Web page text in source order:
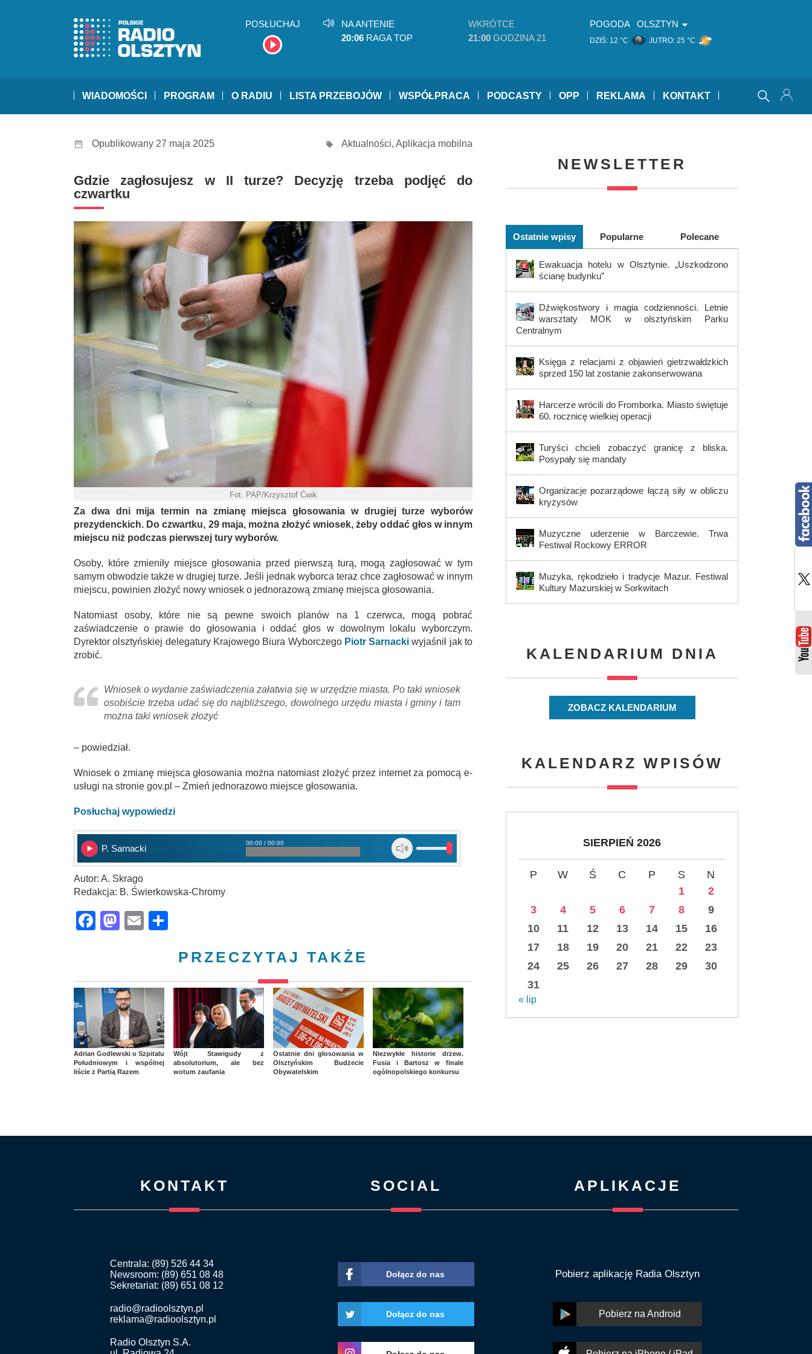
POSŁUCHAJ
NA ANTENIE
20:06 RAGA TOP
WKRÓTCE
21:00 GODZINA 21
POGODA OLSZTYN
DZIŚ: 12 °C JUTRO: 25 °C
WIADOMOŚCI PROGRAM O RADIU LISTA PRZEBOJÓW WSPÓŁPRACA PODCASTY OPP REKLAMA KONTAKT
Opublikowany 27 maja 2025 Aktualności, Aplikacja mobilna
Gdzie zagłosujesz w II turze? Decyzję trzeba podjęć do
czwartku
Fot. PAP/Krzysztof Ćwik
Za dwa dni mija termin na zmianę miejsca głosowania w drugiej turze wyborów
prezydenckich. Do czwartku, 29 maja, można złożyć wniosek, żeby oddać głos w innym
miejscu niż podczas pierwszej tury wyborów.
Osoby, które zmieniły miejsce głosowania przed pierwszą turą, mogą zagłosować w tym
samym obwodzie także w drugiej turze. Jeśli jednak wyborca teraz chce zagłosować w innym
miejscu, powinien złożyć nowy wniosek o jednorazową zmianę miejsca głosowania.
Natomiast osoby, które nie są pewne swoich planów na 1 czerwca, mogą pobrać
zaświadczenie o prawie do głosowania i oddać głos w dowolnym lokalu wyborczym.
Dyrektor olsztyńskiej delegatury Krajowego Biura Wyborczego Piotr Sarnacki wyjaśnił jak to
zrobić.
Wniosek o wydanie zaświadczenia załatwia się w urzędzie miasta. Po taki wniosek
osobiście trzeba udać się do najbliższego, dowolnego urzędu miasta i gminy i tam
można taki wniosek złożyć
– powiedział.
Wniosek o zmianę miejsca głosowania można natomiast złożyć przez internet za pomocą e-
usługi na stronie gov.pl – Zmień jednorazowo miejsce głosowania.
Posłuchaj wypowiedzi
P. Sarnacki
00:00 / 00:00
Autor: A. Skrago
Redakcja: B. Świerkowska-Chromy
Facebook
Mastodon
Email
PRZECZYTAJ TAKŻE
Adrian Godlewski o Szpitalu
Południowym i wspólnej
liście z Partią Razem
Wójt Stawigudy z
absolutorium, ale bez
wotum zaufania
Ostatnie dni głosowania w
Olsztyńskim Budżecie
Obywatelskim
Niezwykłe historie drzew.
Fusia i Bartosz w finale
ogólnopolskiego konkursu
NEWSLETTER
Ostatnie wpisy Popularne Polecane
Ewakuacja hotelu w Olsztynie. „Uszkodzono
ścianę budynku”
Dźwiękostwory i magia codzienności. Letnie
warsztaty MOK w olsztyńskim Parku
Centralnym
Księga z relacjami z objawień gietrzwałdzkich
sprzed 150 lat zostanie zakonserwowana
Harcerze wrócili do Fromborka. Miasto świętuje
60. rocznicę wielkiej operacji
Turyści chcieli zobaczyć granicę z bliska.
Posypały się mandaty
Organizacje pozarządowe łączą siły w obliczu
kryzysów
Muzyczne uderzenie w Barczewie. Trwa
Festiwal Rockowy ERROR
Muzyka, rękodzieło i tradycje Mazur. Festiwal
Kultury Mazurskiej w Sorkwitach
KALENDARIUM DNIA
ZOBACZ KALENDARIUM
KALENDARZ WPISÓW
SIERPIEŃ 2026
P W Ś C P S
N
1
2
3
4 5 6 7 8
9
10
11 12 13 14 15
16
17
18 19 20 21 22
23
24
25 26 27 28 29
30
31
« lip
KONTAKT
Centrala: (89) 526 44 34
Newsroom: (89) 651 08 48
Sekretariat: (89) 651 08 12
radio@radioolsztyn.pl
reklama@radioolsztyn.pl
Radio Olsztyn S.A.
SOCIAL
Dołącz do nas
Dołącz do nas
APLIKACJE
Pobierz aplikację Radia Olsztyn
Pobierz na Android